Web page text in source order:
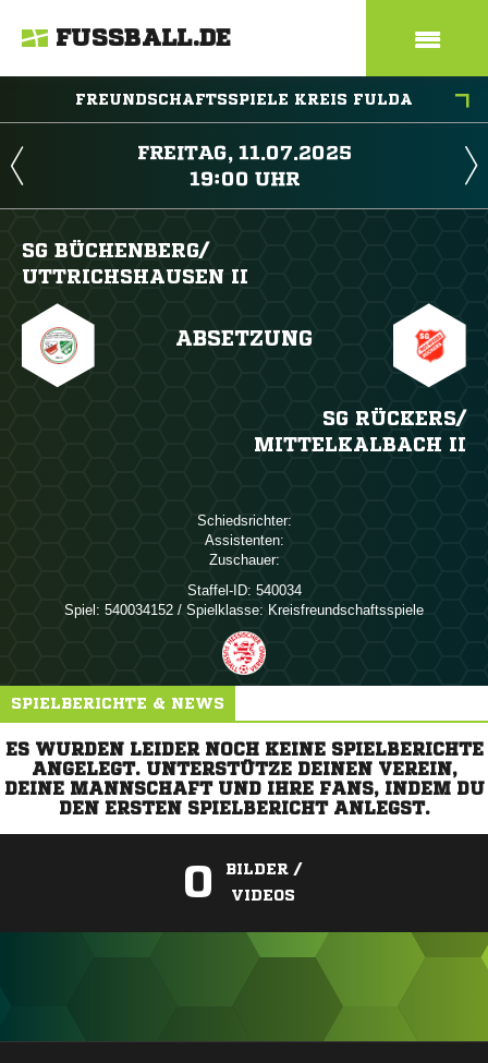
FUSSBALL.DE
FREUNDSCHAFTSSPIELE KREIS FULDA
 
 
SG BÜCHENBERG/​
UTTRICHSHAUSEN II
ABSETZUNG
SG RÜCKERS/​
MITTELKALBACH II
Schiedsrichter:
Assistenten:
Zuschauer:
Staffel-ID: 540034
Spiel: 540034152 / Spielklasse: Kreisfreundschaftsspiele
SPIELBERICHTE & NEWS
ES WURDEN LEIDER NOCH KEINE SPIELBERICHTE
ANGELEGT. UNTERSTÜTZE DEINEN VEREIN,
DEINE MANNSCHAFT UND IHRE FANS, INDEM DU
DEN ERSTEN SPIELBERICHT ANLEGST.
0
BILDER /
VIDEOS